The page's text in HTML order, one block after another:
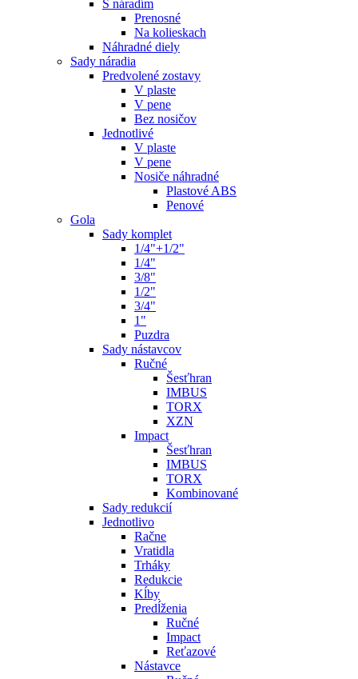
S náradím
Prenosné
Na kolieskach
Náhradné diely
Sady náradia
Predvolené zostavy
V plaste
V pene
Bez nosičov
Jednotlivé
V plaste
V pene
Nosiče náhradné
Plastové ABS
Penové
Gola
Sady komplet
1/4"+1/2"
1/4"
3/8"
1/2"
3/4"
1"
Puzdra
Sady nástavcov
Ručné
Šesťhran
IMBUS
TORX
XZN
Impact
Šesťhran
IMBUS
TORX
Kombinované
Sady redukcií
Jednotlivo
Račne
Vratidla
Trháky
Redukcie
Kĺby
Predĺženia
Ručné
Impact
Reťazové
Nástavce